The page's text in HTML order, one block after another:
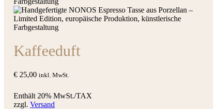
Kaffeeduft
€ 25,00 inkl. MwSt.
Enthält 20% MwSt./TAX
zzgl. Versand